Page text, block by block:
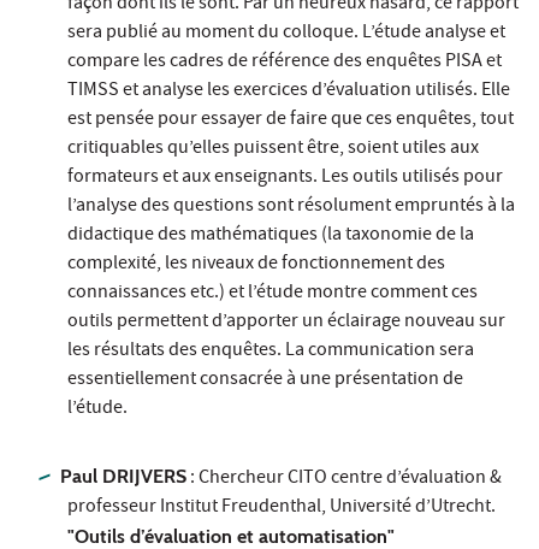
sera publié au moment du colloque. L’étude analyse et
compare les cadres de référence des enquêtes PISA et
TIMSS et analyse les exercices d’évaluation utilisés. Elle
est pensée pour essayer de faire que ces enquêtes, tout
critiquables qu’elles puissent être, soient utiles aux
formateurs et aux enseignants. Les outils utilisés pour
l’analyse des questions sont résolument empruntés à la
didactique des mathématiques (la taxonomie de la
complexité, les niveaux de fonctionnement des
connaissances etc.) et l’étude montre comment ces
outils permettent d’apporter un éclairage nouveau sur
les résultats des enquêtes. La communication sera
essentiellement consacrée à une présentation de
l’étude.
Paul DRIJVERS : Chercheur CITO centre d’évaluation &
professeur Institut Freudenthal, Université d’Utrecht.
"Outils d’évaluation et automatisation"